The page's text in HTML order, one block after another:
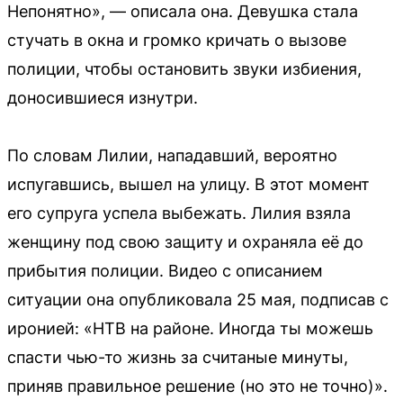
Непонятно», — описала она. Девушка стала
стучать в окна и громко кричать о вызове
полиции, чтобы остановить звуки избиения,
доносившиеся изнутри.
По словам Лилии, нападавший, вероятно
испугавшись, вышел на улицу. В этот момент
его супруга успела выбежать. Лилия взяла
женщину под свою защиту и охраняла её до
прибытия полиции. Видео с описанием
ситуации она опубликовала 25 мая, подписав с
иронией: «НТВ на районе. Иногда ты можешь
спасти чью-то жизнь за считаные минуты,
приняв правильное решение (но это не точно)».